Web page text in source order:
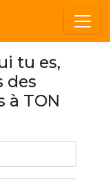
tu es,
des
à TON